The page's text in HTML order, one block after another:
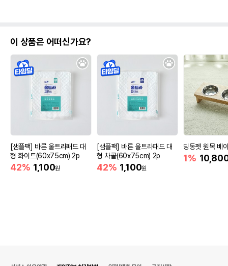
이 상품은 어떠신가요?
[샘플팩] 바른 울트라패드 대
형 화이트(60x75cm) 2p
42% 1,100원
[샘플팩] 바른 울트라패드 대
형 차콜(60x75cm) 2p
42% 1,100원
딩동펫 원목 베
1%